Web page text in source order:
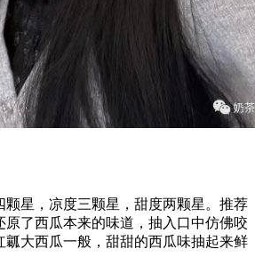
颗星，凉度三颗星，甜度两颗星。推荐
原了西瓜本来的味道，抽入口中仿佛咬
瓤大西瓜一般，甜甜的西瓜味抽起来鲜